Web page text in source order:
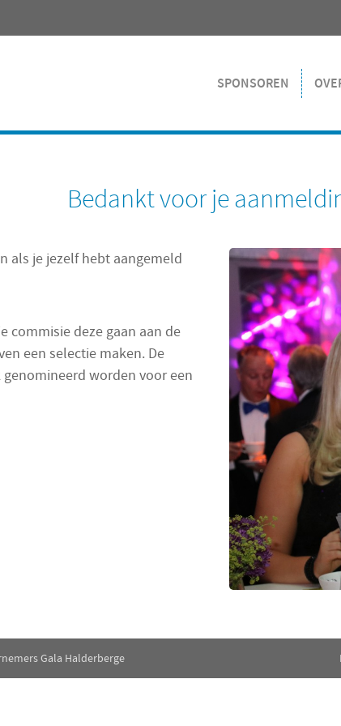
SPONSOREN
Bedankt voor je
als je jezelf hebt aangemeld
commisie deze gaan aan de
een selectie maken. De
worden voor een
Gala Halderberge